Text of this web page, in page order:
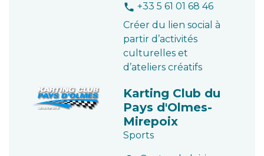
phone +33 5 61 01 68 46
Créer du lien social à
partir d’activités
culturelles et
d’ateliers créatifs
Karting Club du
Pays d'Olmes-
Mirepoix
Sports